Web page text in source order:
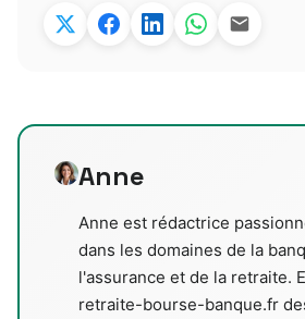
Anne
Anne est rédactrice
dans les domaines de la
l'assurance et de la retraite.
retraite-bourse-banque.fr